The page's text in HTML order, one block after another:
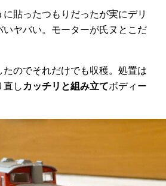
貼ったつもりだったが実にデリ
ヤバい。モーターが氏ヌとこだ
たのでそれだけでも収穫。処置は
直し カッチリと組み立てボディー